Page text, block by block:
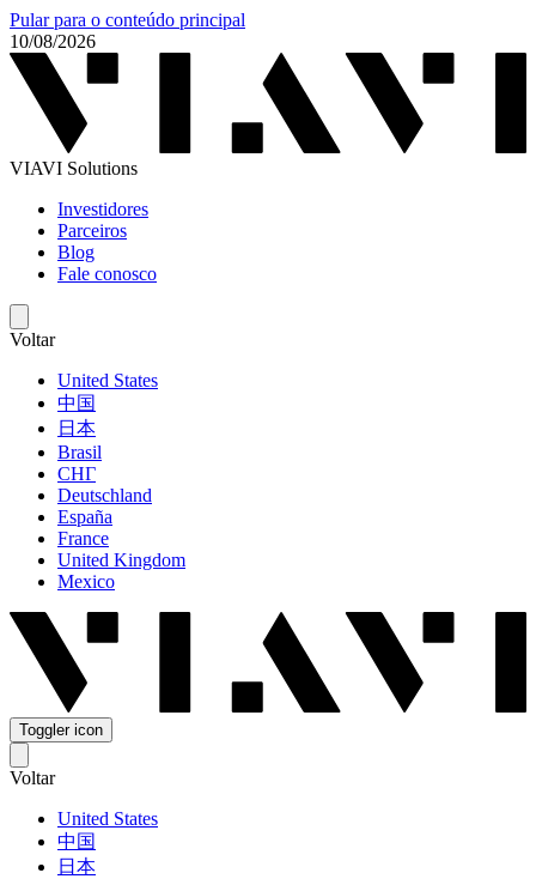
Pular para o conteúdo principal
10/08/2026
VIAVI Solutions
Investidores
Parceiros
Blog
Fale conosco
Voltar
United States
中国
日本
Brasil
СНГ
Deutschland
España
France
United Kingdom
Mexico
Toggler icon
Voltar
United States
中国
日本